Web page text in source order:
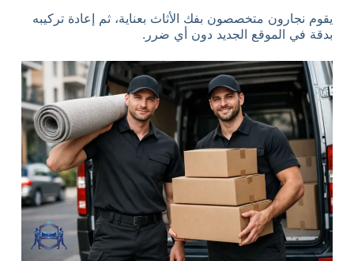
يقوم نجارون متخصصون بفك الأثاث بعناية، ثم إعادة تركيبه
بدقة في الموقع الجديد دون أي ضرر.